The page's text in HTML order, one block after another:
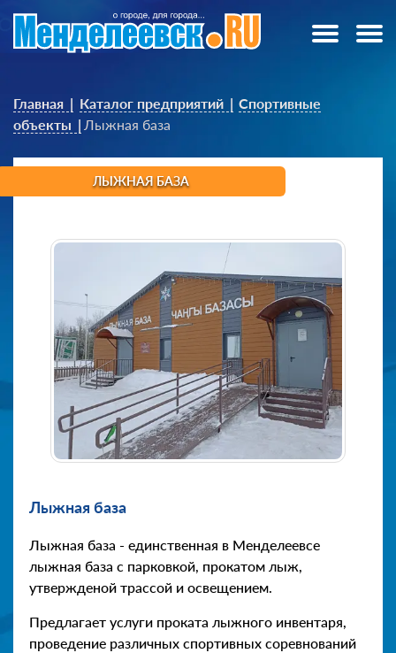
Главная Каталог предприятий
Спортивные
объекты
Лыжная база
ЛЫЖНАЯ БАЗА
Лыжная база
Лыжная база - единственная в Менделеевсе
лыжная база с парковкой, прокатом лыж,
утвержденой трассой и освещением.
Предлагает услуги проката лыжного инвентаря,
проведение различных спортивных соревнований